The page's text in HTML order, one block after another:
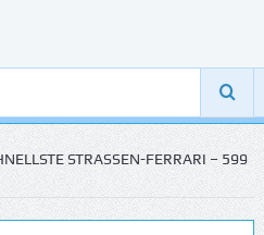
STRASSEN-FERRARI – 599